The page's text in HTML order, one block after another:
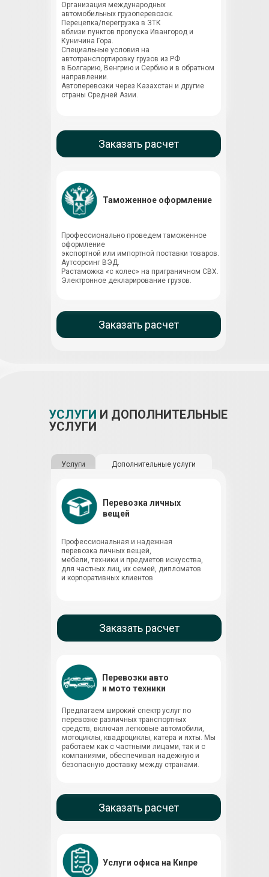
Заказать расчет
Заказать расчет
Профессионально проведем таможенное
оформление
экспортной или импортной поставки товаров.
Аутсорсинг ВЭД.
Растаможка «с колес» на приграничном СВХ.
Электронное декларирование грузов.
Организация международных
автомобильных грузоперевозок.
Перецепка/перегрузка в ЗТК
вблизи пунктов пропуска Ивангород и
Куничина Гора.
Специальные условия на
автотранспортировку грузов из РФ
в Болгарию, Венгрию и Сербию и в обратном
направлении.
Автоперевозки через Казахстан и другие
страны Средней Азии.
Таможенное оформление
Услуги Дополнительные услуги
УСЛУГИ И ДОПОЛНИТЕЛЬНЫЕ
УСЛУГИ
Заказать расчет
Заказать расчет
Профессиональная и надежная
перевозка личных вещей,
мебели, техники и предметов искусства,
для частных лиц, их семей, дипломатов
и корпоративных клиентов
Перевозка личных
вещей
Предлагаем широкий спектр услуг по
перевозке различных транспортных
средств, включая легковые автомобили,
мотоциклы, квадроциклы, катера и яхты. Мы
работаем как с частными лицами, так и с
компаниями, обеспечивая надежную и
безопасную доставку между странами.
Перевозки авто
и мото техники
Услуги офиса на Кипре